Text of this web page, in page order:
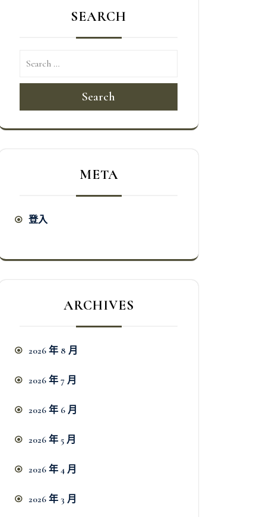
SEARCH
Search
META
登入
ARCHIVES
2026 年 8 月
2026 年 7 月
2026 年 6 月
2026 年 5 月
2026 年 4 月
2026 年 3 月